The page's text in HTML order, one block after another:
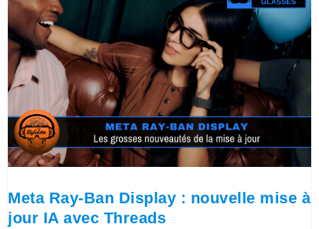
Meta Ray-Ban Display : nouvelle mise à
jour IA avec Threads